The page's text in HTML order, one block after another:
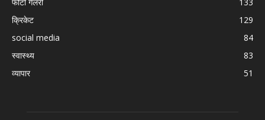
फोटो गैलरी
133
क्रिकेट
129
social media
84
स्वास्थ्य
83
व्यापार
51